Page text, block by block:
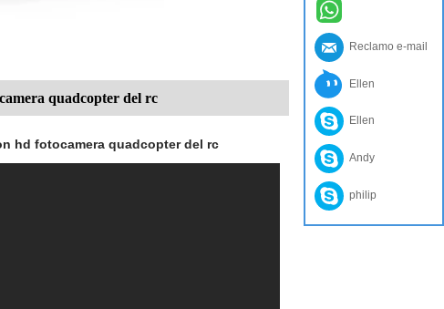
quadcopter del rc
hd fotocamera quadcopter del rc
Reclamo e-mail
Ellen
Ellen
Andy
philip